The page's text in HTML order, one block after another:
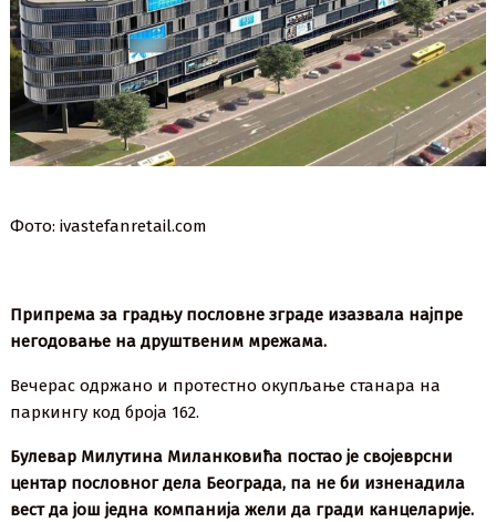
Фото: ivastefanretail.com
Припрема за градњу пословне зграде изазвала најпре
негодовање на друштвеним мрежама.
Вечерас одржано и протестно окупљање станара на
паркингу код броја 162.
Булевар Милутина Миланковића постао је својеврсни
центар пословног дела Београда, па не би изненадила
вест да још једна компанија жели да гради канцеларије.